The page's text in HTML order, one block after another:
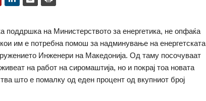
поддршка на Министерството за енергетика, не опфаќа
им е потребна помош за надминување на енергетската
Инженери на Македонија. Од таму посочуваат
на работ на сиромаштија, но и покрај тоа новата
што е помалку од еден процент од вкупниот број